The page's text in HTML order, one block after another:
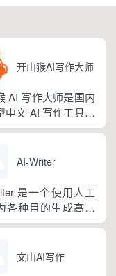
开山猴AI写作大师
AI 写作大师是国内
中文 AI 写作工具，
十年专业内容创作
幅降低 AI 使用门
出高质量文稿。平
20 余个行业领域、
写作体裁，配备 20
AI-Writer
是一个使用人工
各种目的生成高质
关内容的平台。无
品描述、登录页面
文山AI写作